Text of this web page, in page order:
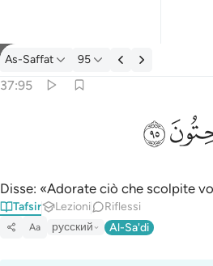
Tafsir: As-Saffat 37:95
As-Saffat 95
37:95
ﲣ
Disse: «Adorate ciò che scolpite
Tafsir Lezioni Riflessi
Aa русский Al-Sa'di